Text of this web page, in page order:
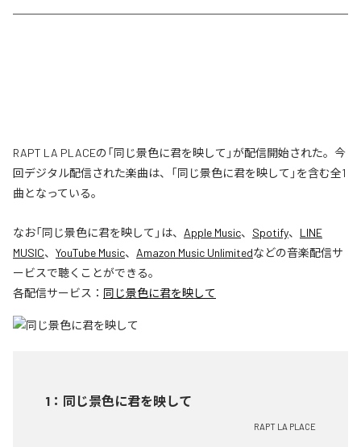
RAPT LA PLACEの「同じ景色に君を映して」が配信開始された。今
回デジタル配信された楽曲は、「同じ景色に君を映して」を含む全1
曲となっている。
なお「同じ景色に君を映して 」は、 Apple Music、 Spotify、 LINE
MUSIC、 YouTube Music、 Amazon Music Unlimitedなどの音楽配信サ
ービスで聴くことができる。
各配信サービス： 同じ景色に君を映して
1 ： 同じ景色に君を映して
RAPT LA PLACE